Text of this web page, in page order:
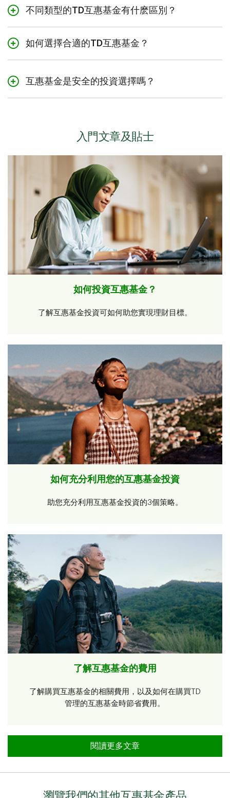
於構建專業化管理的投資組合。基金的管理涉及相關費
用，並以管理費用比率 (MER) 來表示。TD會向您披露此費
用。
在TD，您可以獲得來自TD互惠基金代表的個人化建議。最
低只需$100的初始投資本金，即可投資TD互惠基金，助您
不同類型的TD互惠基金有什麽區別？
TD提供各種各樣的互惠基金，包括：
安富投資組合：從保守到激進的各種投資策略
哪種TD互惠基金最適合您視乎您的目標和風險承受能力。
如何選擇合適的TD互惠基金？
要選擇合適的TD互惠基金，我們首先需要了解您的理財目
互惠基金是安全的投資選擇嗎？
與所有投資一樣，TD互惠基金也有一定程度的風險，但在
建與您理財目標相匹配的多元化的投資組合，讓您的儲蓄
入門文章及貼士
如何投資互惠基金？
了解互惠基金投資可如何助您實現理財目標。
如何充分利用您的互惠基金投資
助您充分利用互惠基金投資的3個策略。
了解互惠基金的費用
了解購買互惠基金的相關費用，以及如何在購買TD
管理的互惠基金時節省費用。
閱讀更多文章